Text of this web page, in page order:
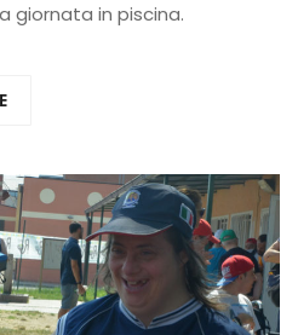
giornata in piscina.